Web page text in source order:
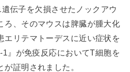
伝子を欠損させたノックアウ
ろ、そのマウスは脾臓が腫大化
エリテマトーデスに近い症状を
』が免疫反応においてT細胞を
証明されました。